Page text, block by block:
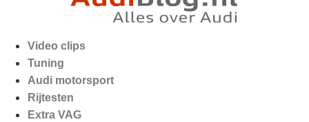
Video clips
Tuning
Audi motorsport
Rijtesten
Extra VAG